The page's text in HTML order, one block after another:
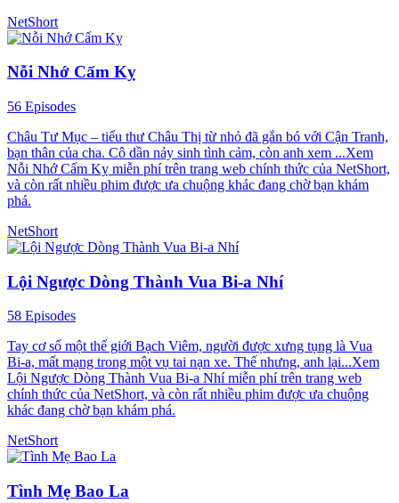
NetShort
Nỗi Nhớ Cấm Kỵ
56 Episodes
Châu Tư Mục – tiểu thư Châu Thị từ nhỏ đã gắn bó với Cận Tranh,
bạn thân của cha. Cô dần nảy sinh tình cảm, còn anh xem ...Xem
Nỗi Nhớ Cấm Kỵ miễn phí trên trang web chính thức của NetShort,
và còn rất nhiều phim được ưa chuộng khác đang chờ bạn khám
phá.
NetShort
Lội Ngược Dòng Thành Vua Bi-a Nhí
58 Episodes
Tay cơ số một thế giới Bạch Viêm, người được xưng tụng là Vua
Bi-a, mất mạng trong một vụ tai nạn xe. Thế nhưng, anh lại...Xem
Lội Ngược Dòng Thành Vua Bi-a Nhí miễn phí trên trang web
chính thức của NetShort, và còn rất nhiều phim được ưa chuộng
khác đang chờ bạn khám phá.
NetShort
Tình Mẹ Bao La